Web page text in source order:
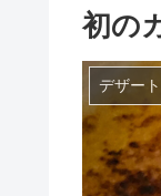
初の
デザート